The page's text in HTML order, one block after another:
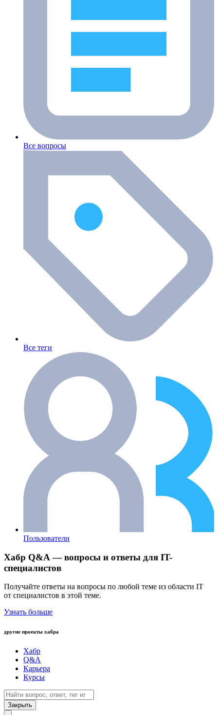
Все вопросы
Все теги
Пользователи
Хабр Q&A — вопросы и ответы для IT-
специалистов
Получайте ответы на вопросы по любой теме из области IT
от специалистов в этой теме.
Узнать больше
другие проекты хабра
Хабр
Q&A
Карьера
Курсы
Закрыть